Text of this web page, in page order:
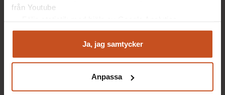
från Youtube
Analysera trafik för att kunna visa riktad information
Du kan när som helst återta ditt godkännande genom att
integritet@suntarbetsliv.se.
Ja, jag samtycker
Anpassa
Hot och våld
De skapar en trygg arbetsmiljö –
tillsammans
Eskilstuna kommun har satt trygg arbetsmiljö i fokus.
Läs om hur de arbetar med kränkande särbehandling,